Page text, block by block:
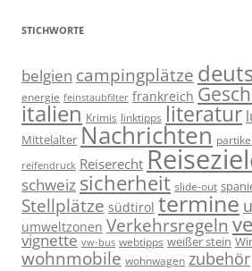
STICHWORTE
belgien campingplätze
energie feinstaubfilter frankreich
italien Krimis linktipps literatur
Mittelalter Nachrichten
reifendruck Reiserecht
schweiz sicherheit slide-out
Stellplätze südtirol termine
umweltzonen Verkehrsregeln
vignette vw-bus webtipps weißer stein
wohnmobile wohnwagen zubehör